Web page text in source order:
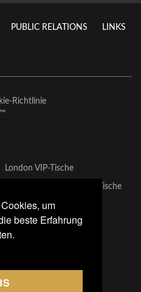
um
beste Erfahrung
PUBLIC RELATIONS LINKS
Richtlinie
™
London VIP-Tische
Las Vegas VIP-Tische